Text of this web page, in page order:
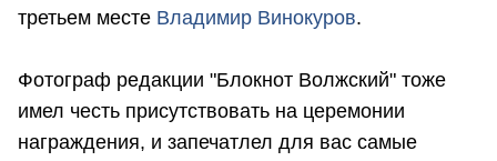
третьем месте Владимир Винокуров.
Фотограф редакции "Блокнот Волжский" тоже
имел честь присутствовать на церемонии
награждения, и запечатлел для вас самые